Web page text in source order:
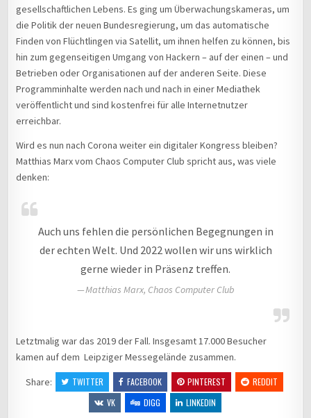
gesellschaftlichen Lebens. Es ging um Überwachungskameras, um
die Politik der neuen Bundesregierung, um das automatische
Finden von Flüchtlingen via Satellit, um ihnen helfen zu können, bis
hin zum gegenseitigen Umgang von Hackern – auf der einen – und
Betrieben oder Organisationen auf der anderen Seite. Diese
Programminhalte werden nach und nach in einer Mediathek
veröffentlicht und sind kostenfrei für alle Internetnutzer
erreichbar.
Wird es nun nach Corona weiter ein digitaler Kongress bleiben?
Matthias Marx vom Chaos Computer Club spricht aus, was viele
denken:
Auch uns fehlen die persönlichen Begegnungen in
der echten Welt. Und 2022 wollen wir uns wirklich
gerne wieder in Präsenz treffen.
Matthias Marx, Chaos Computer Club
Letztmalig war das 2019 der Fall. Insgesamt 17.000 Besucher
kamen auf dem Leipziger Messegelände zusammen.
Share:
TWITTER FACEBOOK PINTEREST
REDDIT
VK
DIGG LINKEDIN